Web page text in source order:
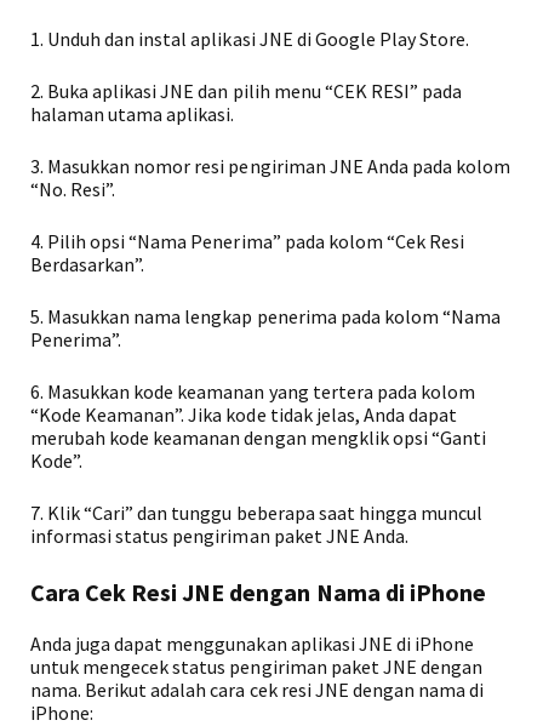
1. Unduh dan instal aplikasi JNE di Google Play Store.
2. Buka aplikasi JNE dan pilih menu “CEK RESI” pada
halaman utama aplikasi.
3. Masukkan nomor resi pengiriman JNE Anda pada kolom
“No. Resi”.
4. Pilih opsi “Nama Penerima” pada kolom “Cek Resi
Berdasarkan”.
5. Masukkan nama lengkap penerima pada kolom “Nama
Penerima”.
6. Masukkan kode keamanan yang tertera pada kolom
“Kode Keamanan”. Jika kode tidak jelas, Anda dapat
merubah kode keamanan dengan mengklik opsi “Ganti
Kode”.
7. Klik “Cari” dan tunggu beberapa saat hingga muncul
informasi status pengiriman paket JNE Anda.
Cara Cek Resi JNE dengan Nama di iPhone
Anda juga dapat menggunakan aplikasi JNE di iPhone
untuk mengecek status pengiriman paket JNE dengan
nama. Berikut adalah cara cek resi JNE dengan nama di
iPhone: